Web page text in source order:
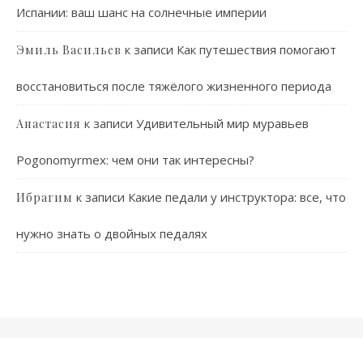
Испании: ваш шанс на солнечные империи
Эмиль Васильев к записи Как путешествия помогают
восстановиться после тяжёлого жизненного периода
Анастасия к записи Удивительный мир муравьев
Pogonomyrmex: чем они так интересны?
Ибрагим к записи Какие педали у инструктора: все, что
нужно знать о двойных педалях